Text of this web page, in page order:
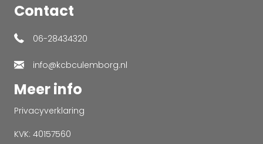
Contact
06-28434320
info@kcbculemborg.nl
Meer info
Privacyverklaring
KVK: 40157560